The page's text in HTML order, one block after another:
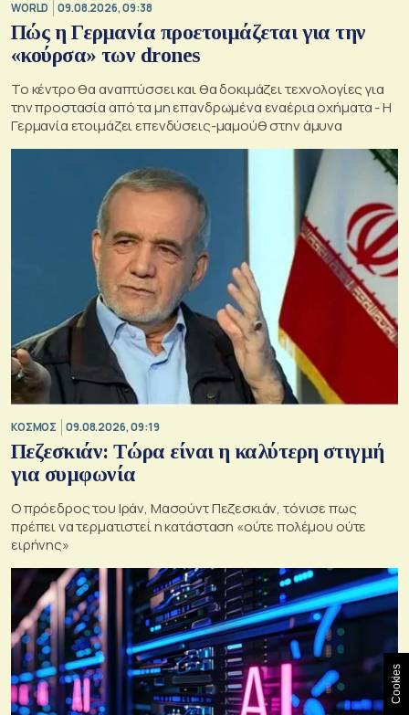
WORLD 09.08.2026, 09:38
Πώς η Γερμανία προετοιμάζεται για την
«κούρσα» των drones
Το κέντρο θα αναπτύσσει και θα δοκιμάζει τεχνολογίες για
την προστασία από τα μη επανδρωμένα εναέρια οχήματα - Η
Γερμανία ετοιμάζει επενδύσεις-μαμούθ στην άμυνα
ΚΟΣΜΟΣ 09.08.2026, 09:19
Πεζεσκιάν: Τώρα είναι η καλύτερη στιγμή
για συμφωνία
Ο πρόεδρος του Ιράν, Μασούντ Πεζεσκιάν, τόνισε πως
πρέπει να τερματιστεί η κατάσταση «ούτε πολέμου ούτε
ειρήνης»
Cookies